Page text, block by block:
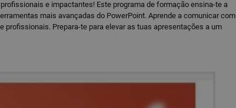
e impactantes! Este programa de formação ensina-te a
mais avançadas do PowerPoint. Aprende a comunicar com
Prepara-te para elevar as tuas apresentações a um